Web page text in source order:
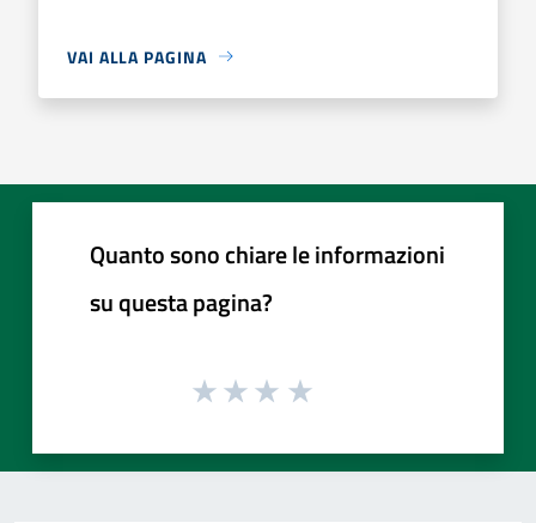
VAI ALLA PAGINA
Quanto sono chiare le informazioni
su questa pagina?